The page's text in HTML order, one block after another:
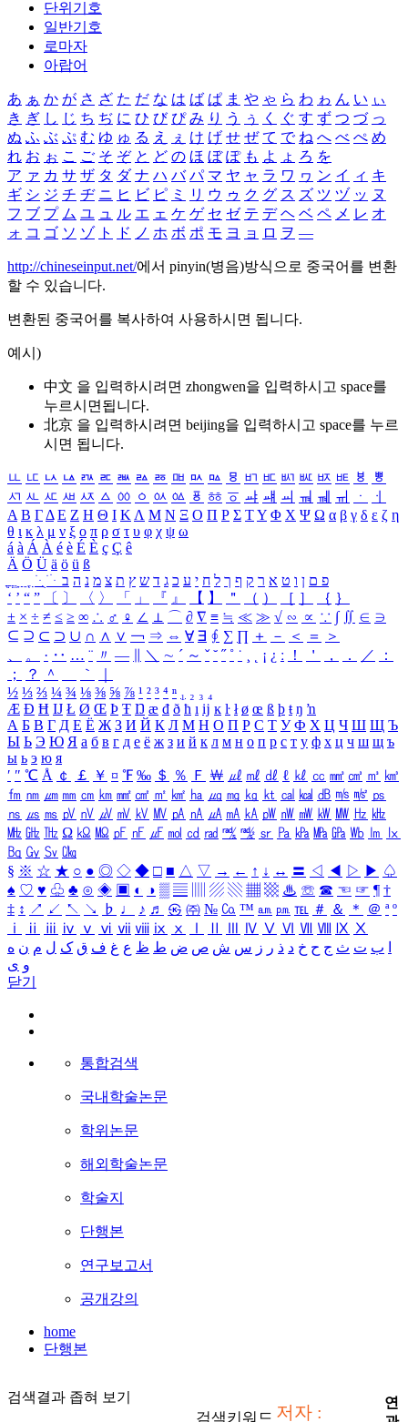
단위기호
일반기호
로마자
아랍어
あ ぁ か が さ ざ た だ な は ば ぱ ま や ゃ ら わ ゎ ん い ぃ
き ぎ し じ ち ぢ に ひ び ぴ み り う ぅ く ぐ す ず つ づ っ
ぬ ふ ぶ ぷ む ゆ ゅ る え ぇ け げ せ ぜ て で ね へ べ ぺ め
れ お ぉ こ ご そ ぞ と ど の ほ ぼ ぽ も よ ょ ろ を
ア ァ カ サ ザ タ ダ ナ ハ バ パ マ ヤ ャ ラ ワ ヮ ン イ ィ キ
ギ シ ジ チ ヂ ニ ヒ ビ ピ ミ リ ウ ゥ ク グ ス ズ ツ ヅ ッ ヌ
フ ブ プ ム ユ ュ ル エ ェ ケ ゲ セ ゼ テ デ ヘ ベ ペ メ レ オ
ォ コ ゴ ソ ゾ ト ド ノ ホ ボ ポ モ ヨ ョ ロ ヲ ―
http://chineseinput.net/에서 pinyin(병음)방식으로 중국어를 변환
할 수 있습니다.
변환된 중국어를 복사하여 사용하시면 됩니다.
예시)
中文 을 입력하시려면 zhongwen을 입력하시고 space를
누르시면됩니다.
北京 을 입력하시려면 beijing을 입력하시고 space를 누르
시면 됩니다.
ㅥ ㅦ ㅧ ㅨ ㅩ ㅪ ㅫ ㅬ ㅭ ㅮ ㅯ ㅰ ㅱ ㅲ ㅳ ㅴ ㅵ ㅶ ㅷ ㅸ
ㅹ
ㅺ ㅻ ㅼ ㅽ ㅾ ㅿ ㆀ ㆁ ㆂ ㆃ ㆄ ㆅ ㆆ ㆇ ㆈ ㆉ ㆊ ㆋ ㆌ ㆍ
ㆎ
Α Β ΓΔ Ε Ζ Η Θ Ι ΚΛ Μ Ν Ξ Ο Π Ρ Σ ΤΥ Φ Χ Ψ Ω α β γ δ ε ζ η
θ ι κ λ μ ν ξ ο π ρ σ τ υ φ χ ψ ω
á à Á À é è É È ç Ç ê
Ä Ö Ü ä ö ü ß
ִֶֹ ֻּ ׁׂ פ ם ן ו ט א ר ק ף ך ל ח י ע כ ג ד ש ץ ת צ מ נ ה ב
‘ ’ “ ” 〔 〕 〈 〉 「 」 『 』 【 】 ＂ （ ） ［ ］ ｛ ｝
± × ÷ ≠ ≤ ≥ ∞ ∴ ♂ ♀ ∠ ⊥ ⌒ ∂ ∇ ≡ ≒ ≪ ≫ √ ∽ ∝ ∵ ∫ ∬ ∈ ∋
⊆ ⊇ ⊂ ⊃ ∪ ∩ ∧ ∨ ￢ ⇒ ⇔ ∀ ∃ ∮ ∑ ∏ ＋ － ＜ ＝
＞
、
。 · ‥ … ¨ 〃 ― ＼ ∼ ´ ～ ˇ ˘ ˝ ˚ ˙ ¸ ¡ ¿ ː ！ ＇ ， ． ／
：
；
？ ＾ ｀
½ ⅓ ⅔ ¼ ¾ ⅛ ⅜ ⅝ ⅞ ¹ ² ³ ⁴ ⁿ ₁ ₂ ₃ ₄
Æ Ð Ħ Ĳ Ł Ø Œ Þ Ŧ Ŋ æ đ ð ħ ı ĳ ĸ ŀ ł ø œ ß þ ŧ ŋ ŉ
А Б В Г Д Е Ё Ж З И Й К Л М Н О П Р С Т У Ф Х Ц Ч Ш Щ Ъ
Ы Ь Э Ю Я а б в г д е ё ж з и й к л м н о п р с т у ф х ц ч ш щ ъ
ы ь э ю я
′ ″ ℃ Å ￠ ￡ ￥ ¤ ℉ ‰ ＄ ％ Ｆ ￦ ㎕ ㎖ ㎗ ℓ ㎘ ㏄ ㎣ ㎤ ㎥ ㎦
㎙ ㎚ ㎛ ㎜ ㎝ ㎞ ㎟ ㎠ ㎡ ㎢ ㏊ ㎍ ㎎ ㎏ ㏏ ㎈ ㎉ ㏈ ㎧ ㎨ ㎰
㎱ ㎲ ㎳ ㎴ ㎵ ㎶ ㎷ ㎸ ㎹ ㎀ ㎁ ㎂ ㎃ ㎄ ㎺ ㎻ ㎽ ㎾ ㎿ ㎐ ㎑
㎒ ㎓ ㎔ Ω ㏀ ㏁ ㎊ ㎋ ㎌ ㏖ ㏅ ㎭ ㎮ ㎯ ㏛ ㎩ ㎪ ㎫ ㎬ ㏝ ㏐
㏓
㏃ ㏉ ㏜ ㏆
§ ※ ☆ ★ ○ ● ◎ ◇ ◆ □ ■ △ ▽ → ← ↑ ↓ ↔ 〓 ◁ ◀ ▷ ▶ ♤
♠ ♡ ♥ ♧ ♣ ⊙ ◈ ▣ ◐ ◑ ▒ ▤ ▨ ▧ ▦ ▩ ♨ ☏ ☎ ☜ ☞ ¶ †
‡ ↕ ↗ ↙ ↖ ↘ ♭ ♩ ♪ ♬ ㉿ ㈜ № ㏇ ™ ㏂ ㏘ ℡ ＃ ＆ ＊ ＠ ª º
ⅰ
ⅱ ⅲ ⅳ ⅴ ⅵ ⅶ ⅷ ⅸ ⅹ Ⅳ Ⅴ Ⅵ Ⅶ Ⅷ Ⅸ Ⅹ
ب ت ث ج ح خ د ذ ر ز س ش ص ض ط ظ ع غ ف ق ک ل م ن ه
و ی
닫기
통합검색
국내학술논문
학위논문
해외학술논문
학술지
단행본
연구보고서
공개강의
home
단행본
검색결과 좁혀 보기
검색키워드 저자 :
연